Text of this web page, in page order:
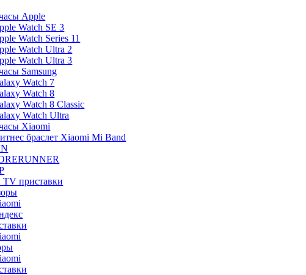
Apple
Watch SE 3
Watch Series 11
Watch Ultra 2
Watch Ultra 3
Samsung
Watch 7
Watch 8
Watch 8 Classic
Watch Ultra
Xiaomi
браслет Xiaomi Mi Band
TV приставки